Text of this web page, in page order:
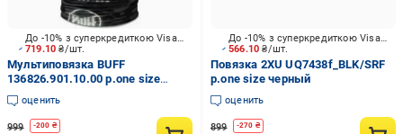
719.10₴/шт.
До -10% з суперкредиткою Visa Вигода
Мультиповязка BUFF
136826.901.10.00 р.one size
черный
оценить
999 -200 ₴
566.10₴/шт.
До -10% з суперкредиткою Visa Вигода
Повязка 2XU UQ7438f_BLK/SRF
р.one size черный
оценить
899 -270 ₴